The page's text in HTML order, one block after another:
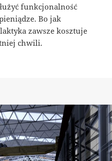
funkcjonalność
Bo jak
zawsze kosztuje
chwili.